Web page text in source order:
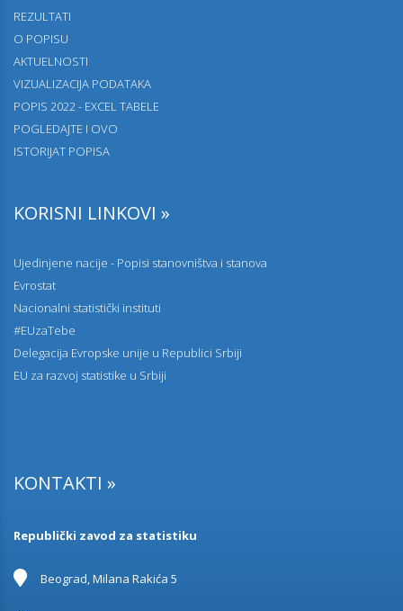
REZULTATI
O POPISU
AKTUELNOSTI
VIZUALIZACIJA PODATAKA
POPIS 2022 - EXCEL TABELE
POGLEDAJTE I OVO
ISTORIJAT POPISA
KORISNI LINKOVI »
Ujedinjene nacije - Popisi stanovništva i stanova
Evrostat
Nacionalni statistički instituti
#EUzaTebe
Delegacija Evropske unije u Republici Srbiji
EU za razvoj statistike u Srbiji
KONTAKTI »
Republički zavod za statistiku
Beograd, Milana Rakića 5